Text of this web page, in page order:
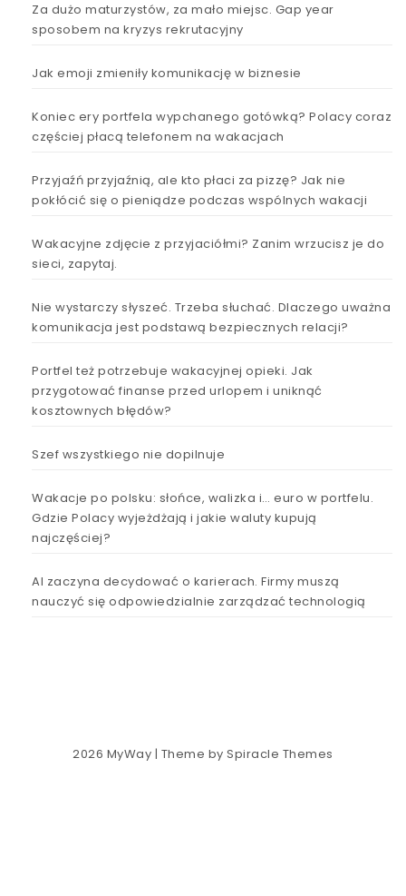
Za dużo maturzystów, za mało miejsc. Gap year
sposobem na kryzys rekrutacyjny
Jak emoji zmieniły komunikację w biznesie
Koniec ery portfela wypchanego gotówką? Polacy coraz
częściej płacą telefonem na wakacjach
Przyjaźń przyjaźnią, ale kto płaci za pizzę? Jak nie
pokłócić się o pieniądze podczas wspólnych wakacji
Wakacyjne zdjęcie z przyjaciółmi? Zanim wrzucisz je do
sieci, zapytaj.
Nie wystarczy słyszeć. Trzeba słuchać. Dlaczego uważna
komunikacja jest podstawą bezpiecznych relacji?
Portfel też potrzebuje wakacyjnej opieki. Jak
przygotować finanse przed urlopem i uniknąć
kosztownych błędów?
Szef wszystkiego nie dopilnuje
Wakacje po polsku: słońce, walizka i… euro w portfelu.
Gdzie Polacy wyjeżdżają i jakie waluty kupują
najczęściej?
AI zaczyna decydować o karierach. Firmy muszą
nauczyć się odpowiedzialnie zarządzać technologią
2026 MyWay | Theme bySpiracle Themes